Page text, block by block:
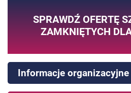
SPRAWDŹ OFERTĘ
ZAMKNIĘTYCH
Informacje organizacyjne